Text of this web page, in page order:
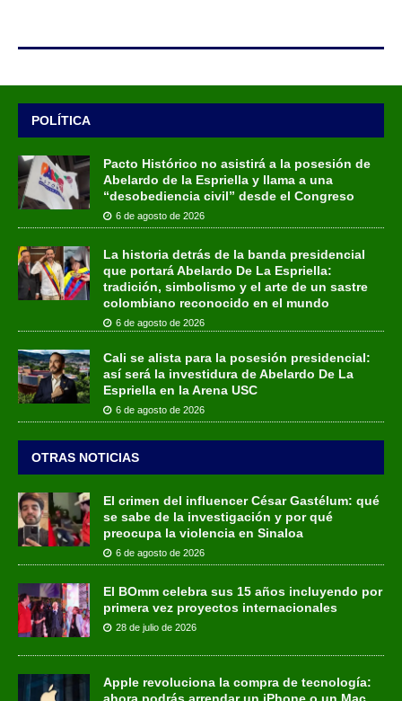
POLÍTICA
Pacto Histórico no asistirá a la posesión de
Abelardo de la Espriella y llama a una
“desobediencia civil” desde el Congreso
6 de agosto de 2026
La historia detrás de la banda presidencial
que portará Abelardo De La Espriella:
tradición, simbolismo y el arte de un sastre
colombiano reconocido en el mundo
6 de agosto de 2026
Cali se alista para la posesión presidencial:
así será la investidura de Abelardo De La
Espriella en la Arena USC
6 de agosto de 2026
OTRAS NOTICIAS
El crimen del influencer César Gastélum: qué
se sabe de la investigación y por qué
preocupa la violencia en Sinaloa
6 de agosto de 2026
El BOmm celebra sus 15 años incluyendo por
primera vez proyectos internacionales
28 de julio de 2026
Apple revoluciona la compra de tecnología: